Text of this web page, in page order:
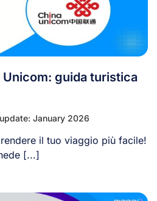
Unicom: guida turistica
January 2026
il tuo viaggio più facile!
[...]